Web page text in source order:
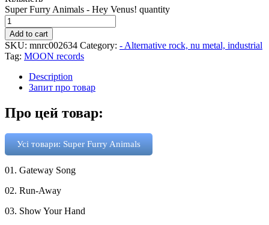
Super Furry Animals - Hey Venus! quantity
Add to cart
SKU: mnrc002634 Category: - Alternative rock, nu metal, industrial
Tag: MOON records
Description
Запит про товар
Про цей товар:
Усі товари: Super Furry Animals
01. Gateway Song
02. Run-Away
03. Show Your Hand